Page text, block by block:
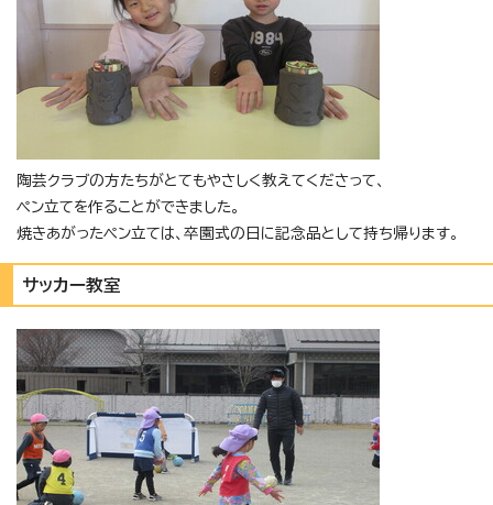
陶芸クラブの方たちがとてもやさしく教えてくださって、
ペン立てを作ることができました。
焼きあがったペン立ては、卒園式の日に記念品として持ち帰ります。
サッカー教室